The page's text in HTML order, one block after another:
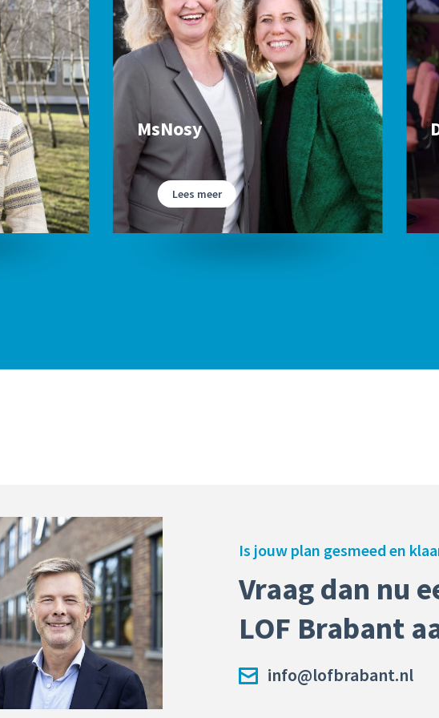
MsNosy
Lees meer
Is jouw plan gesmeed en
Vraag dan nu
LOF Brabant
info@lofbrabant.nl